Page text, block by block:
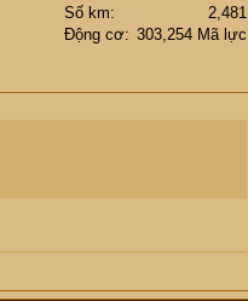
Số km
2,481
Động cơ
303,254 Mã lực